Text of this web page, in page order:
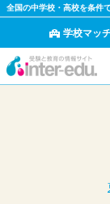
全国の中学校・高校を条件
学校マッ